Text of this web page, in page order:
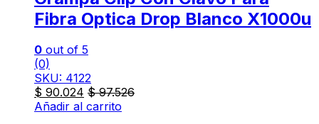
Fibra Optica Drop Blanco X1000u
0 out of 5
(0)
SKU: 4122
$ 90.024 $97.526
Añadir al carrito